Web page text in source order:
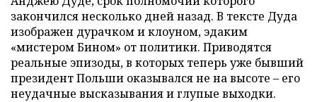
закончился несколько дней назад. В тексте Дуда
изображен дурачком и клоуном, эдаким
«мистером Бином» от политики. Приводятся
реальные эпизоды, в которых теперь уже бывший
президент Польши оказывался не на высоте – его
неудачные высказывания и глупые выходки.